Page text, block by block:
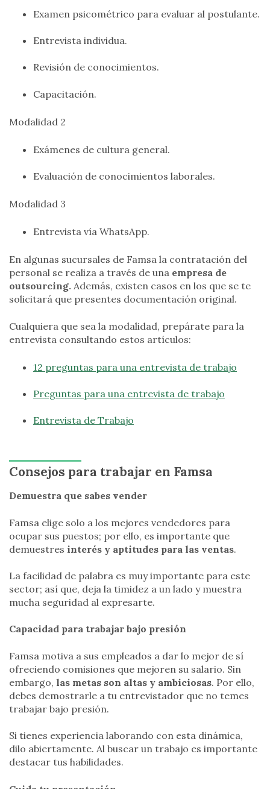
Examen psicométrico para evaluar al postulante.
Entrevista individua.
Revisión de conocimientos.
Capacitación.
Modalidad 2
Exámenes de cultura general.
Evaluación de conocimientos laborales.
Modalidad 3
Entrevista vía WhatsApp.
En algunas sucursales de Famsa la contratación del
personal se realiza a través de una empresa de
outsourcing. Además, existen casos en los que se te
solicitará que presentes documentación original.
Cualquiera que sea la modalidad, prepárate para la
entrevista consultando estos artículos:
12 preguntas para una entrevista de trabajo
Preguntas para una entrevista de trabajo
Entrevista de Trabajo
Consejos para trabajar en Famsa
Demuestra que sabes vender
Famsa elige solo a los mejores vendedores para
ocupar sus puestos; por ello, es importante que
demuestres interés y aptitudes para las ventas.
La facilidad de palabra es muy importante para este
sector; así que, deja la timidez a un lado y muestra
mucha seguridad al expresarte.
Capacidad para trabajar bajo presión
Famsa motiva a sus empleados a dar lo mejor de sí
ofreciendo comisiones que mejoren su salario. Sin
embargo, las metas son altas y ambiciosas. Por ello,
debes demostrarle a tu entrevistador que no temes
trabajar bajo presión.
Si tienes experiencia laborando con esta dinámica,
dilo abiertamente. Al buscar un trabajo es importante
destacar tus habilidades.